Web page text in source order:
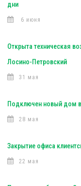
дни
6 июня
Открыта техническая
Лосино-Петровский
31 мая
Подключен новый дом
28 мая
Закрытие офиса
22 мая